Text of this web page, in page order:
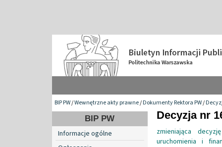
BIP PW/Wewnętrzne akty prawne/Dokumenty Rektora PW/
BIP PW
Informacje ogólne
Decyzja nr
zmieniająca
uruchomienia i